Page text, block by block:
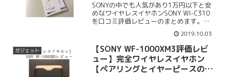
SONYの中でも人気があり1万円以下と安
めなワイヤレスイヤホンSONY WI-C310
を口コミ評価レビューのまとめます。ペ
アリングや使い方を紹介。SONY WI-
C310の遅延や音質、付属品、スペック、
口コミ評価レビュー紹介します。落下防
止のマグネット付きです。
2019.10.03
ガジェット
【SONY WF-1000XM3評価レビ
ュー】完全ワイヤレスイヤホン
【ペアリングとイヤーピースの種